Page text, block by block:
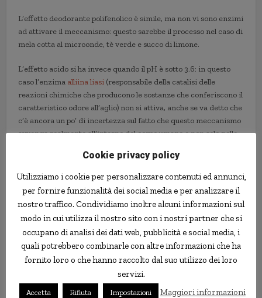
L’effetto deodorante polifenolico è simile, ma non vi sono enzimi
ad attivare il meccanismo: questo sarebbe il processo nel caso di
mela cotta al microonde, tè verde e succo di limone.
L’effetto acido si ha invece quando il pH è sotto 3.6: in questo
caso l’enzima alliina liasi (responsabile della catalisi delle
reazioni chimiche che producono le sostanze che conferiscono il
caratteristico odore all’aglio) non si attiva, anche se va detto che
c’è ancora un po’ di incertezza sul fatto che questo meccanismo
avvenga realmente all’interno del corpo umano e non solo nelle
deodorante del succo di limone e delle bibite gassate.
aglio alito odore ricerche scientifiche
Cookie privacy policy
Utilizziamo i cookie per personalizzare contenuti ed annunci,
per fornire funzionalità dei social media e per analizzare il
nostro traffico. Condividiamo inoltre alcuni informazioni sul
modo in cui utilizza il nostro sito con i nostri partner che si
occupano di analisi dei dati web, pubblicità e social media, i
quali potrebbero combinarle con altre informazioni che ha
fornito loro o che hanno raccolto dal suo utilizzo dei loro
servizi.
Accetta Rifiuta Impostazioni Maggiori informazioni